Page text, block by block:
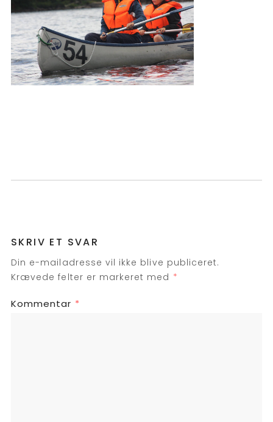
SKRIV ET SVAR
Din e-mailadresse vil ikke blive publiceret.
Krævede felter er markeret med *
Kommentar *